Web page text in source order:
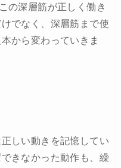
の深層筋が正しく働き
でなく、深層筋まで使
から変わっていきま
しい動きを記憶してい
きなかった動作も、繰